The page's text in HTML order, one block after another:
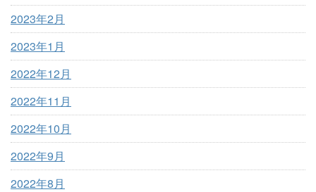
2023年2月
2023年1月
2022年12月
2022年11月
2022年10月
2022年9月
2022年8月